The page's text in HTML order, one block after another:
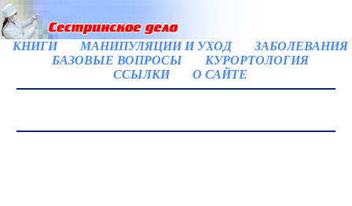
КНИГИ МАНИПУЛЯЦИИ И УХОД
ЗАБОЛЕВАНИЯ
БАЗОВЫЕ ВОПРОСЫ
КУРОРТОЛОГИЯ
ССЫЛКИ
О САЙТЕ